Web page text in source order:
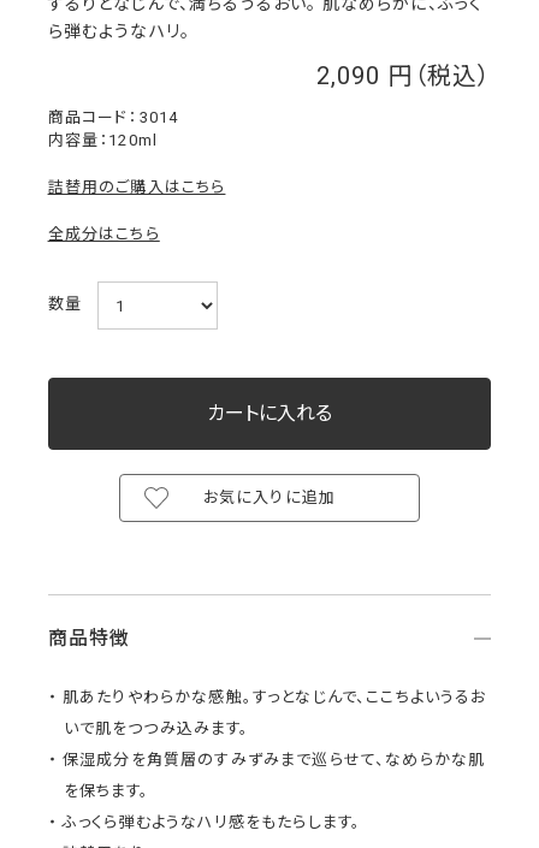
2,090
3014
ら弾むようなハリ。
内容量：120ml
詰替用のご購入はこちら
全成分はこちら
数量
お気に入りに追加
商品特徴
肌あたりやわらかな感触。すっとなじんで、ここちよいうるお
いで肌をつつみ込みます。
保湿成分を角質層のすみずみまで巡らせて、なめらかな肌
を保ちます。
ふっくら弾むようなハリ感をもたらします。